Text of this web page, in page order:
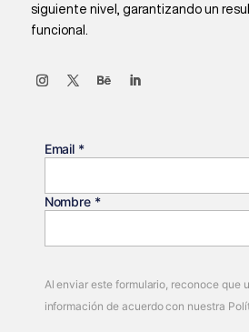
siguiente nivel, garantizando un
funcional.
Email *
Nombre *
Al enviar este formulario, reconoce que
información de acuerdo con nuestra